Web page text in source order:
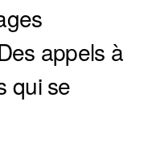
appels à
qui se